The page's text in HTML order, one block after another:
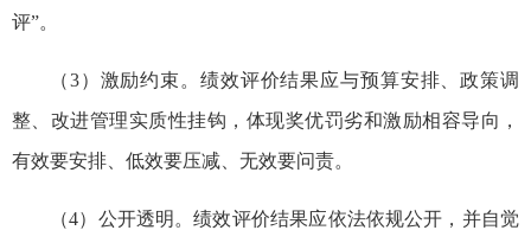
评”。
（3）激励约束。绩效评价结果应与预算安排、政策调
整、改进管理实质性挂钩，体现奖优罚劣和激励相容导向，
有效要安排、低效要压减、无效要问责。
（4）公开透明。绩效评价结果应依法依规公开，并自觉